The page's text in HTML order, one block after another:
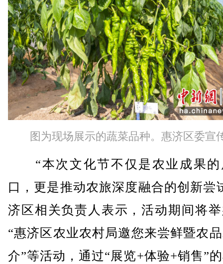
图为现场展示的蔬菜品种。惠济区委宣
“本次文化节不仅是农业成果的
口，更是推动农旅深度融合的创新尝
济区相关负责人表示，活动期间将
“惠济区农业农村局邀您来尝鲜暨农
介”等活动，通过“展览+体验+销售”